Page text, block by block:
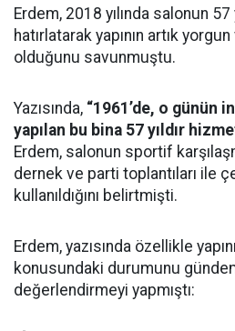
Erdem, 2018 yılında salonun
hatırlatarak yapının artık
olduğunu savunmuştu.
Yazısında, “1961’de, o günün
yapılan bu bina 57 yıldır
Erdem, salonun sportif
dernek ve parti toplantıları ile
kullanıldığını belirtmişti.
Erdem, yazısında özellikle
konusundaki durumunu
değerlendirmeyi yapmıştı: